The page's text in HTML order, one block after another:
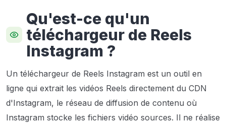
Qu'est-ce qu'un
téléchargeur de Reels
Instagram ?
Un téléchargeur de Reels Instagram est un outil en
ligne qui extrait les vidéos Reels directement du CDN
d'Instagram, le réseau de diffusion de contenu où
Instagram stocke les fichiers vidéo sources. Il ne réalise